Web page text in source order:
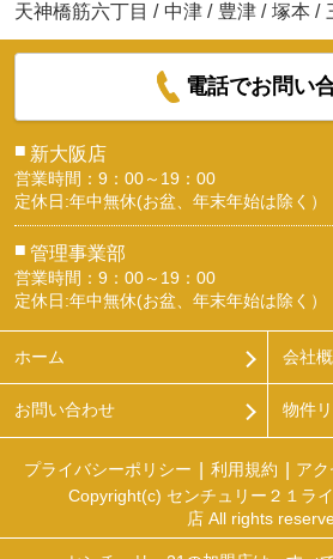
天神橋筋六丁目 / 中津 / 豊津 / 塚本 /
電話でお問い
■ 新大阪店
営業時間：9：00～19：00
定休日:年中無休(お盆、年末年始は除く）
■ 管理事業部
営業時間：9：00～19：00
定休日:年中無休(お盆、年末年始は除く）
ホーム 会社
お問い合わせ 物件
プライバシーポリシー 利用規約 ア
Copyright(c) センチュリー２１ラ
店 All rights